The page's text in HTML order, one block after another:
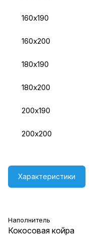
160х190
160х200
180х190
180х200
200х190
200х200
Характеристики
Наполнитель
Кокосовая койра